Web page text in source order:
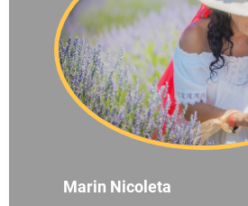
Marin Nicoleta